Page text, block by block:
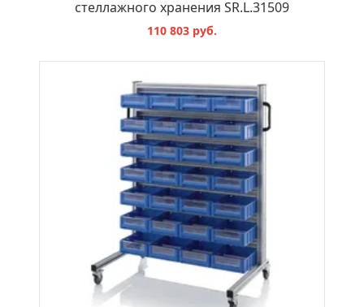
стеллажного хранения SR.L.31509
110 803 руб.